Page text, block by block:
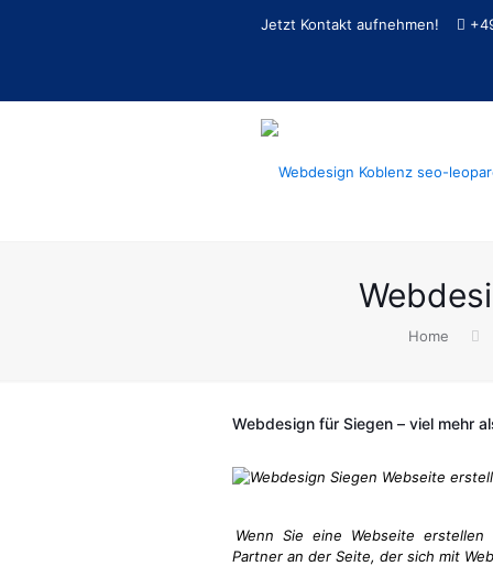
Jetzt Kontakt aufnehmen!
Home
Webdesign für Siegen – viel mehr
Wenn Sie eine Webseite
Partner an der Seite, der sich mit